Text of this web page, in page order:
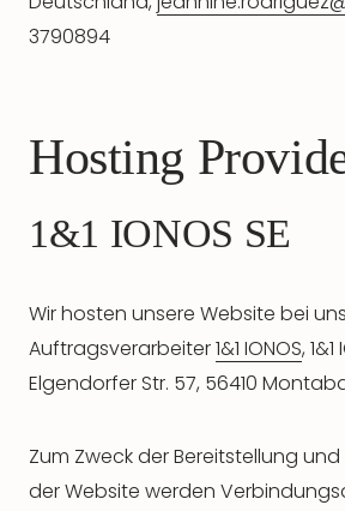
3790894
Hosting
1&1 IONOS SE
Wir hosten unsere Website bei
Auftragsverarbeiter1&1 IONOS, 1&1
Elgendorfer Str. 57, 56410
Zum Zweck der Bereitstellung
der Website werden